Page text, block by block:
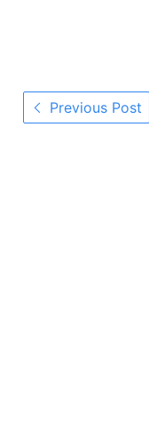
Previous Post